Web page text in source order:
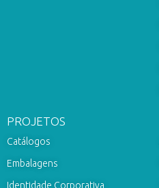
PROJETOS
Catálogos
Embalagens
Identidade Corporativa